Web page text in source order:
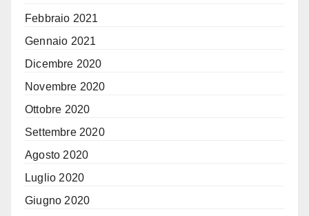
Febbraio 2021
Gennaio 2021
Dicembre 2020
Novembre 2020
Ottobre 2020
Settembre 2020
Agosto 2020
Luglio 2020
Giugno 2020